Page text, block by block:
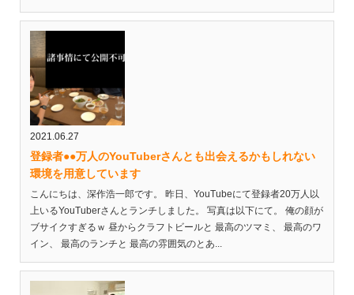
2021.06.27
登録者●●万人のYouTuberさんとも出会えるかもしれない
環境を用意しています
こんにちは、深作浩一郎です。 昨日、YouTubeにて登録者20万人以
上いるYouTuberさんとランチしました。 写真は以下にて。 俺の顔が
ブサイクすぎるｗ 昼からクラフトビールと 最高のツマミ、 最高のワ
イン、 最高のランチと 最高の雰囲気のとあ...